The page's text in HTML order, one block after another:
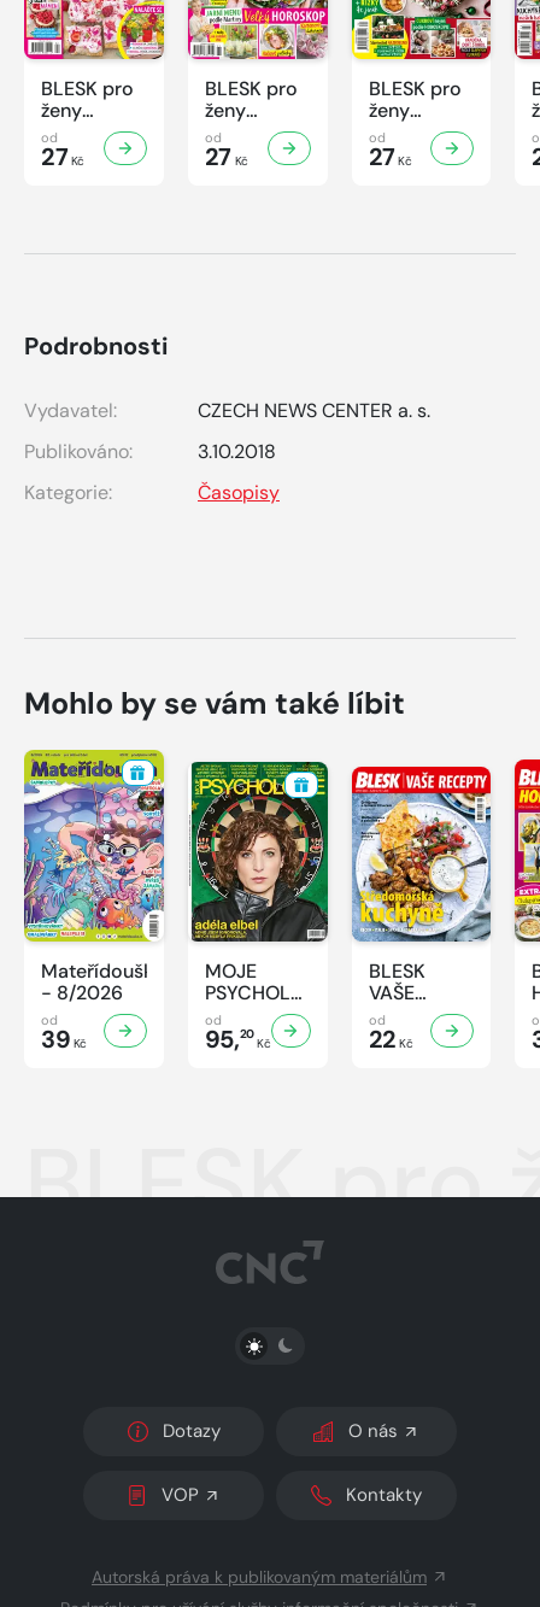
BLESK pro
ženy
Speciál -
2/2026
od
27 Kč
BLESK pro
ženy
Speciál -
1/2026
od
27 Kč
BLESK pro
ženy
Speciál -
4/2025
od
27Kč
Podrobnosti
Vydavatel:
CZECH NEWS CENTER a. s.
Publikováno:
3.10.2018
Kategorie:
Časopisy
Mohlo by se vám také líbit
Mateřídouška
- 8/2026
od
39 Kč
MOJE
PSYCHOLOGIE
- 8/2026
od
95,20
Kč
BLESK
VAŠE
RECEPTY -
8/2026
od
22 Kč
BLESK
PŘEPNOUT SVĚTLÝ/TMAVÝ REŽIM
Dotazy O nás
VOP Kontakty
Autorská práva k publikovaným materiálům